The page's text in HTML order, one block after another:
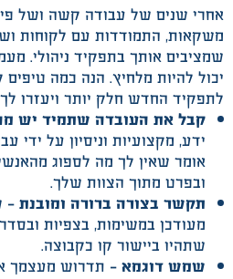
אחרי שנים של עבודה קשה ושל
משקאות, התמודדות עם לקוחות
שמציבים אותך בתפקיד ניהולי.
יכול להיות מלחיץ. הנה כמה
לתפקיד החדש חלק יותר ויעזרו
קבל את העובדה שתמיד יש
ידע, מקצועיות וניסיון על
אומר שאין לך מה לספוג
ובפרט מתוך הצוות שלך.
תקשר בצורה ברורה ומובנת –
מעודכן במשימות, בצפיות
שתהיו ביישור קו כקבוצה.
שמש דוגמא – תדרוש מעצמך